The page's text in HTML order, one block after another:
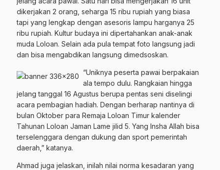
dikerjakan 2 orang, seharga 15 ribu rupiah yang biasa
tapi yang lengkap dengan asesoris lampu harganya 25
ribu rupiah. Kultur budaya ini dipertahankan anak-anak
muda Loloan. Selain ada pula tempat foto langsung jadi
dan bisa mengabdikan langsung dimedsoskan.
“Uniknya peserta pawai berpakaian
ala tempo dulu. Rangkaian hingga
jelang tanggal 16 Agustus berupa pentas seni diselingi
acara pembagian hadiah. Dengan berharap nantinya di
bulan Oktober para Remaja Loloan Timur kalender
Tahunan Loloan Jaman Lame jilid 5. Yang Insha Allah bisa
terselenggara dengan dukung dan sport pemerintah
daerah,” katanya.
Ahmad juga jelaskan, inilah nilai norma kesadaran yang